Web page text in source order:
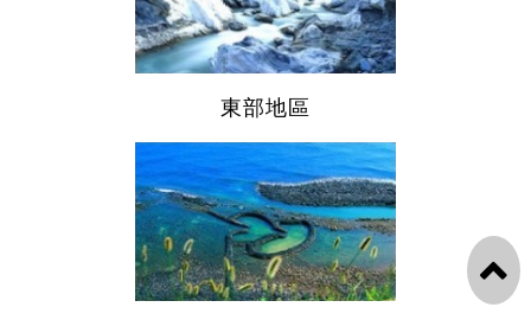
東部地區